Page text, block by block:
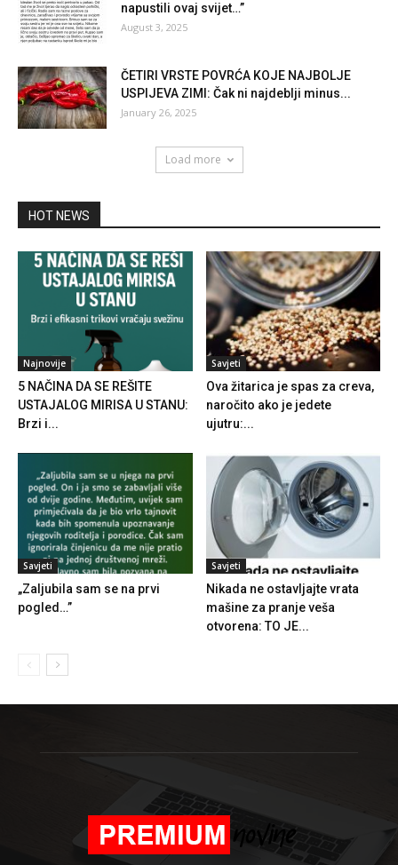
napustili ovaj svijet…”
August 3, 2025
ČETIRI VRSTE POVRĆA KOJE NAJBOLJE
USPIJEVA ZIMI: Čak ni najdeblji minus...
January 26, 2025
Load more
HOT NEWS
Najnovije
5 NAČINA DA SE REŠITE
USTAJALOG MIRISA U STANU:
Brzi i...
Savjeti
Ova žitarica je spas za creva,
naročito ako je jedete
ujutru:...
Savjeti
„Zaljubila sam se na prvi
pogled…”
Savjeti
Nikada ne ostavljajte vrata
mašine za pranje veša
otvorena: TO JE...